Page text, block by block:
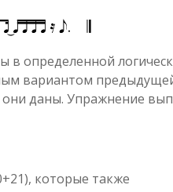
в определенной
вариантом
даны. Упражнение
которые также